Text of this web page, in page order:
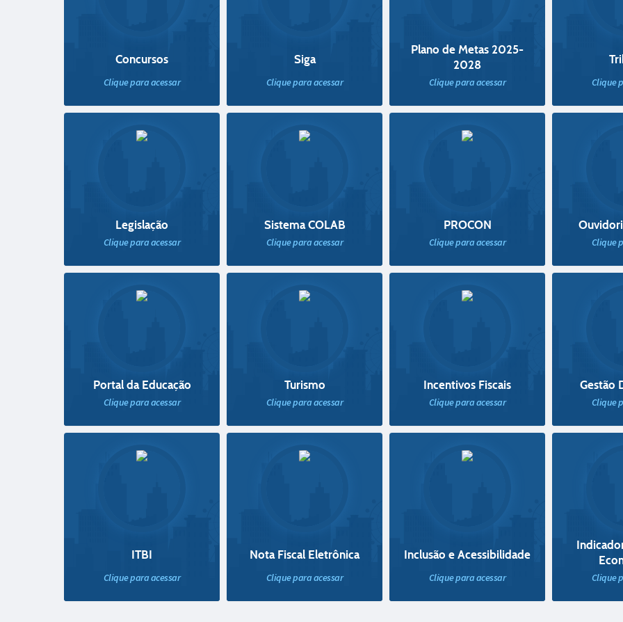
Concursos
Clique para acessar
Siga
Clique para acessar
Plano de Metas 2025-
2028
Clique para acessar Clique
Legislação
Clique para acessar
Sistema COLAB
Clique para acessar
PROCON
Clique para acessar Clique
Portal da Educação
Clique para acessar
Turismo
Clique para acessar
Incentivos Fiscais
Clique para acessar
Gestão
Clique
ITBI
Clique para acessar
Nota Fiscal Eletrônica
Clique para acessar
Inclusão e Acessibilidade
Clique para acessar Clique